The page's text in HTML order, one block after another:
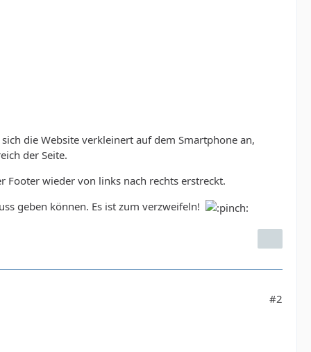
die Website verkleinert auf dem Smartphone an,
der Seite.
Footer wieder von links nach rechts erstreckt.
geben können. Es ist zum verzweifeln!
#2